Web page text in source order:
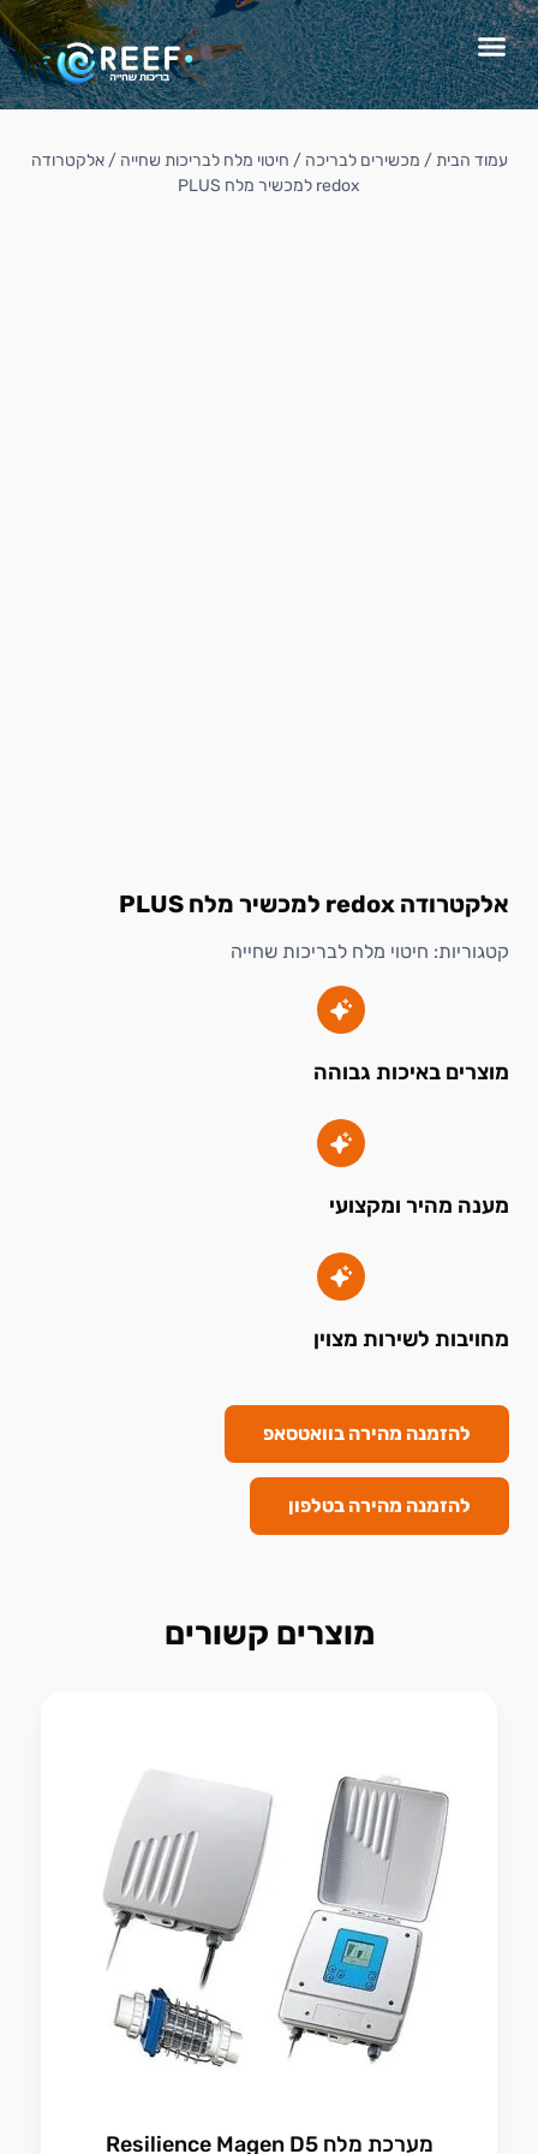
אלקטרודה redox למכשיר מלח PLUS
קטגוריות: חיטוי מלח לבריכות שחייה
מוצרים באיכות גבוהה
מענה מהיר ומקצועי
מחויבות לשירות מצוין
להזמנה מהירה בוואטסאפ
להזמנה מהירה בטלפון
עמוד הבית/ מכשירים לבריכה / חיטוי מלח לבריכות שחייה / אלקטרודה
redox למכשיר מלח PLUS
מוצרים קשורים
מערכת מלח Resilience Magen D5